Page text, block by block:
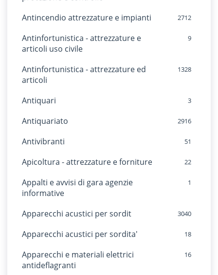
Antincendio attrezzature e impianti 2712
Antinfortunistica - attrezzature e
articoli uso civile
9
Antinfortunistica - attrezzature ed
articoli
1328
Antiquari 3
Antiquariato 2916
Antivibranti 51
Apicoltura - attrezzature e forniture 22
Appalti e avvisi di gara agenzie
informative
1
Apparecchi acustici per sordit 3040
Apparecchi acustici per sordita' 18
Apparecchi e materiali elettrici
antideflagranti
16